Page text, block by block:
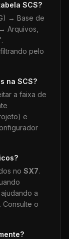
SCS?
→ Base de
Arquivos,
filtrando pelo
na SCS?
a faixa de
e
no SX7.
a
Consulte o